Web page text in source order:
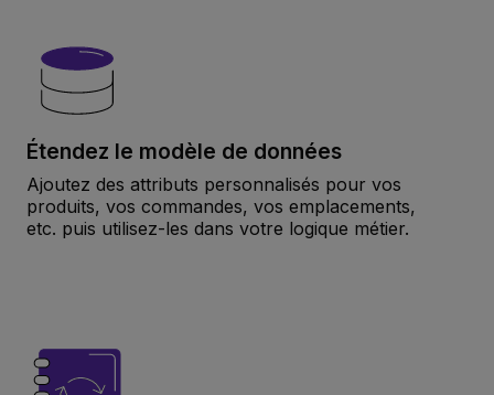
Étendez le modèle de données
Ajoutez des attributs personnalisés pour vos
produits, vos commandes, vos emplacements,
etc. puis utilisez-les dans votre logique métier.